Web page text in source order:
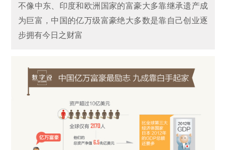
不像中东、印度和欧洲国家的富豪大多靠继承遗产成
为巨富，中国的亿万级富豪绝大多数是靠自己创业逐
步拥有今日之财富